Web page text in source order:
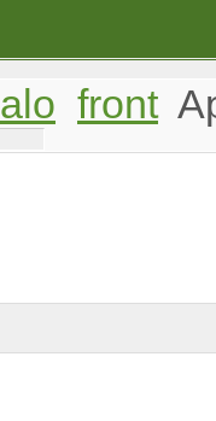
front